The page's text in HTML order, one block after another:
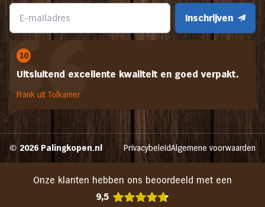
Inschrijven
10
Uitsluitend excellente kwaliteit en goed verpakt.
Frank uit Tolkamer
© 2026 Palingkopen.nl PrivacybeleidAlgemene voorwaarden
Onze klanten hebben ons beoordeeld met een
9,5